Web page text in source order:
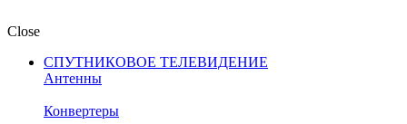
Close
СПУТНИКОВОЕ ТЕЛЕВИДЕНИЕ
Антенны
Конвертеры